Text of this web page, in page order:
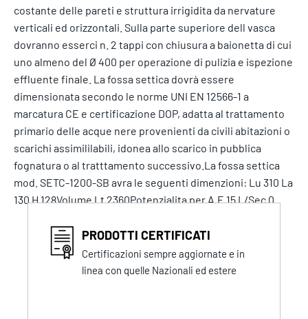
costante delle pareti e struttura irrigidita da nervature
verticali ed orizzontali. Sulla parte superiore dell vasca
dovranno esserci n. 2 tappi con chiusura a baionetta di cui
uno almeno del Ø 400 per operazione di pulizia e ispezione
effluente finale. La fossa settica dovrà essere
dimensionata secondo le norme UNI EN 12566-1 a
marcatura CE e certificazione DOP, adatta al trattamento
primario delle acque nere provenienti da civili abitazioni o
scarichi assimililabili, idonea allo scarico in pubblica
fognatura o al tratttamento successivo.La fossa settica
mod. SETC-1200-SB avra le seguenti dimenzioni: Lu 310 La
130 H 128Volume Lt 2360Potenzialita per A.E 15 L/Sec 0
PRODOTTI CERTIFICATI
Certificazioni sempre aggiornate e in
linea con quelle Nazionali ed estere